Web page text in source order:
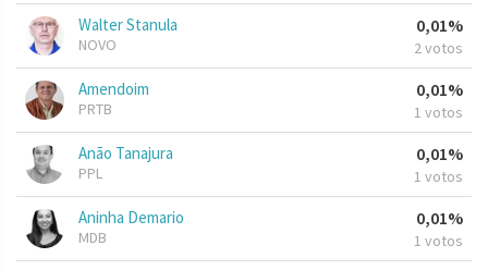
Walter Stanula
NOVO
0,01%
2 votos
Amendoim
PRTB
0,01%
1 votos
Anão Tanajura
PPL
0,01%
1 votos
Aninha Demario
MDB
0,01%
1 votos